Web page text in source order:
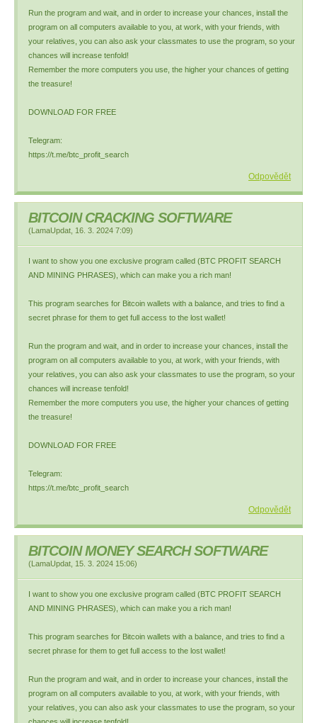
Run the program and wait, and in order to increase your chances, install the
program on all computers available to you, at work, with your friends, with
your relatives, you can also ask your classmates to use the program, so your
chances will increase tenfold!
Remember the more computers you use, the higher your chances of getting
the treasure!
DOWNLOAD FOR FREE
Telegram:
https://t.me/btc_profit_search
Odpovědět
BITCOIN CRACKING SOFTWARE
(LamaUpdat 16. 3. 2024 7:09)
I want to show you one exclusive program called (BTC PROFIT SEARCH
AND MINING PHRASES), which can make you a rich man!
This program searches for Bitcoin wallets with a balance, and tries to find a
secret phrase for them to get full access to the lost wallet!
Run the program and wait, and in order to increase your chances, install the
program on all computers available to you, at work, with your friends, with
your relatives, you can also ask your classmates to use the program, so your
chances will increase tenfold!
Remember the more computers you use, the higher your chances of getting
the treasure!
DOWNLOAD FOR FREE
Telegram:
https://t.me/btc_profit_search
Odpovědět
BITCOIN MONEY SEARCH SOFTWARE
(LamaUpdat 15. 3. 2024 15:06)
I want to show you one exclusive program called (BTC PROFIT SEARCH
AND MINING PHRASES), which can make you a rich man!
This program searches for Bitcoin wallets with a balance, and tries to find a
secret phrase for them to get full access to the lost wallet!
Run the program and wait, and in order to increase your chances, install the
program on all computers available to you, at work, with your friends, with
your relatives, you can also ask your classmates to use the program, so your